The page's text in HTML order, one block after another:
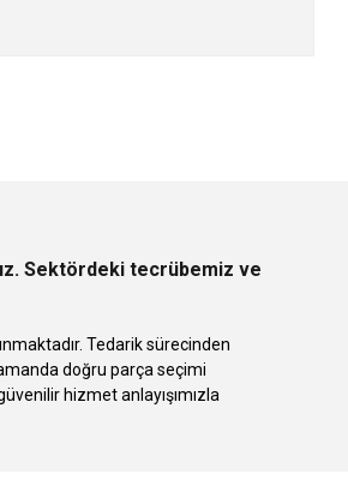
Sektördeki tecrübemiz ve
Tedarik sürecinden
doğru parça seçimi
hizmet anlayışımızla